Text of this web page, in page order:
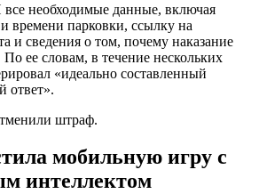
необходимые данные, включая
времени парковки, ссылку на
и сведения о том, почему наказание
ее словам, в течение нескольких
«идеально составленный
ответ».
штраф.
мобильную игру с
интеллектом